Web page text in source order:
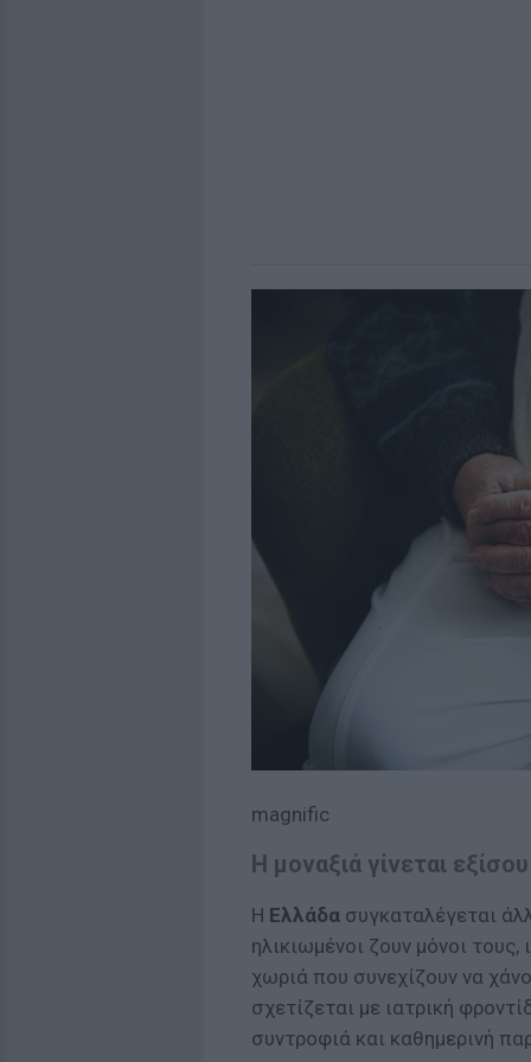
magnific
Η μοναξιά γίνεται
Η Ελλάδα συγκαταλέγεται
ηλικιωμένοι ζουν μόνοι
χωριά που συνεχίζουν να
σχετίζεται με ιατρική
συντροφιά και καθημερινή